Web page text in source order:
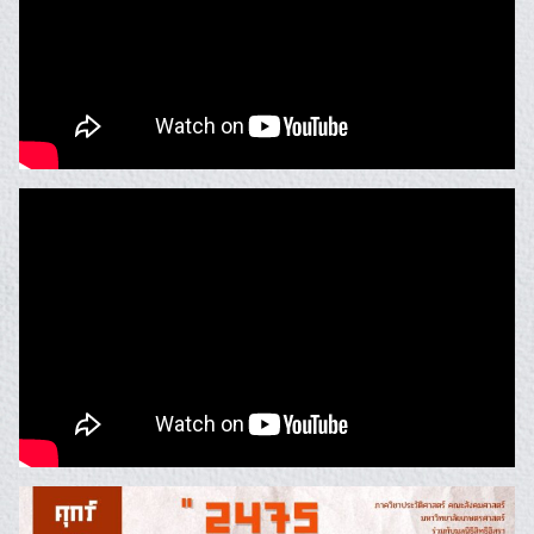
Search
Search